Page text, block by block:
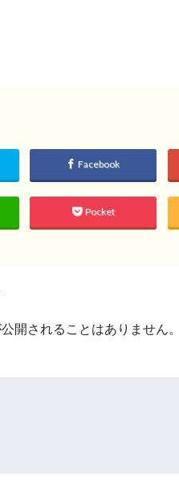
Facebook
Pocket
開されることはありません。